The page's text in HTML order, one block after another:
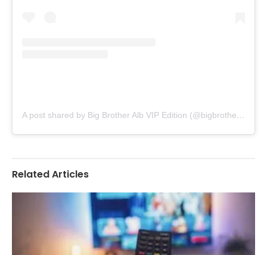
A post shared by Big Brother Alb VIP Edition (@bigbrotheralb_vip)
Related Articles